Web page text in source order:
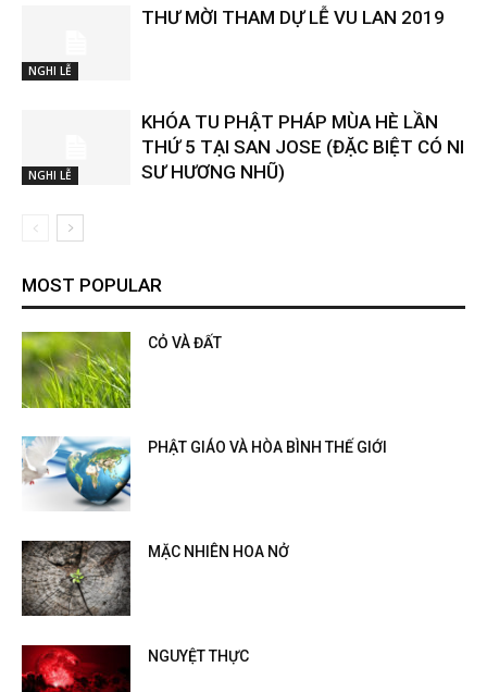
NGHI LỄ
THƯ MỜI THAM DỰ LỄ VU LAN 2019
NGHI LỄ
KHÓA TU PHẬT PHÁP MÙA HÈ LẦN
THỨ 5 TẠI SAN JOSE (ĐẶC BIỆT CÓ NI
SƯ HƯƠNG NHŨ)
MOST POPULAR
CỎ VÀ ĐẤT
PHẬT GIÁO VÀ HÒA BÌNH THẾ GIỚI
MẶC NHIÊN HOA NỞ
NGUYỆT THỰC